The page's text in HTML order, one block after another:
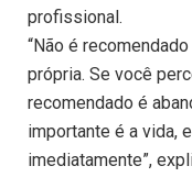
profissional.
“Não é
própria. Se você
recomendado é
importante é a vida,
imediatamente”,